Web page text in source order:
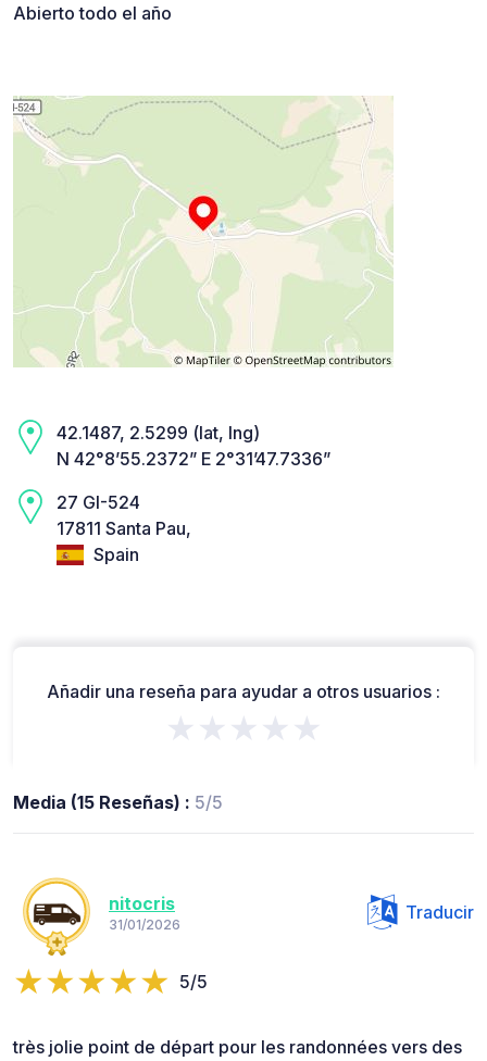
Abierto todo el año
42.1487, 2.5299 (lat, lng)
N 42°8’55.2372” E 2°31’47.7336”
27 GI-524
17811 Santa Pau,
Spain
Añadir una reseña para ayudar a otros usuarios :
★★★★★
Media (15 Reseñas) : 5/5
nitocris
31/01/2026
Traducir
5/5
très jolie point de départ pour les randonnées vers des